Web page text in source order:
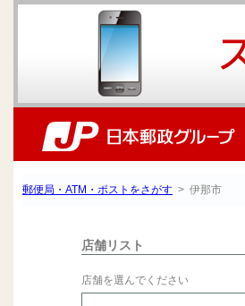
郵便局・ATM・ポストをさがす > 伊那市
店舗リスト
店舗を選んでください